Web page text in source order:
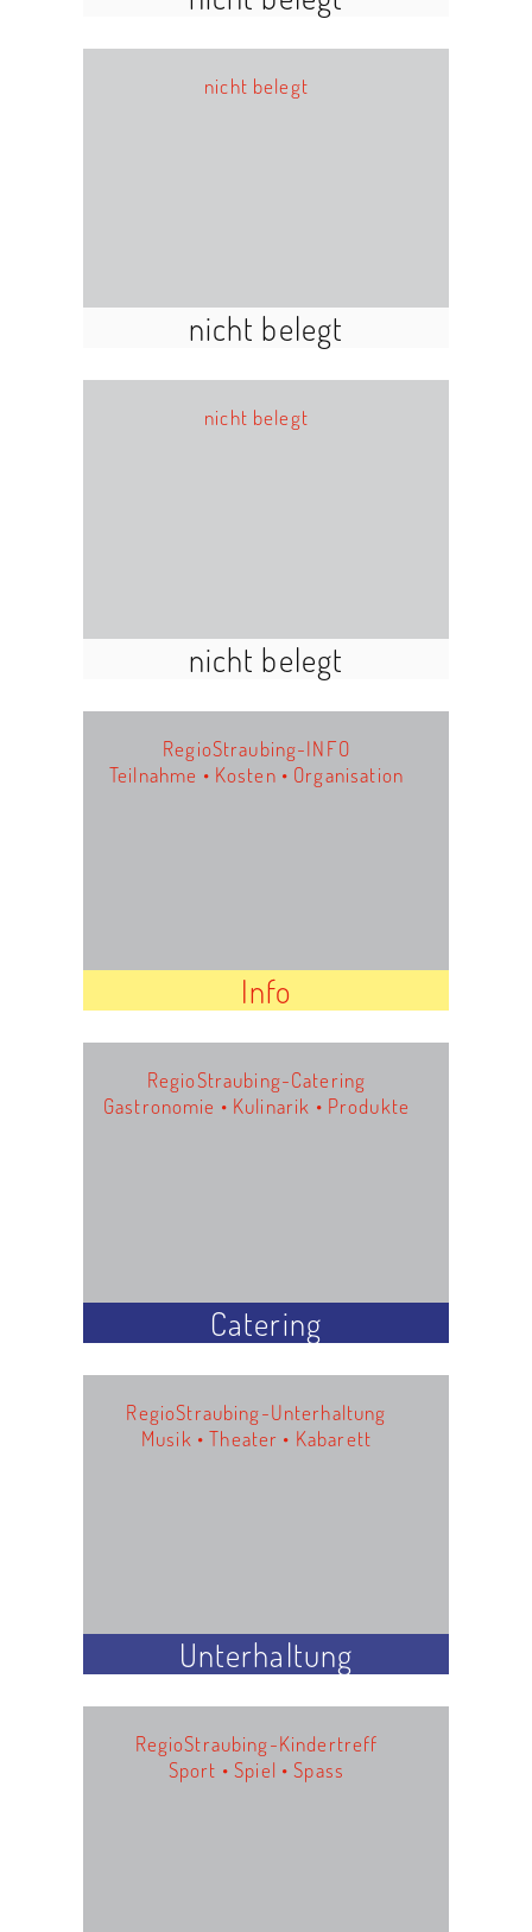
nicht belegt
nicht belegt
nicht belegt
nicht belegt
RegioStraubing-INFO
Teilnahme • Kosten • Organisation
Info
RegioStraubing-Catering
Gastronomie • Kulinarik • Produkte
Catering
RegioStraubing-Unterhaltung
Musik • Theater • Kabarett
Unterhaltung
RegioStraubing-Kindertreff
Sport • Spiel • Spass